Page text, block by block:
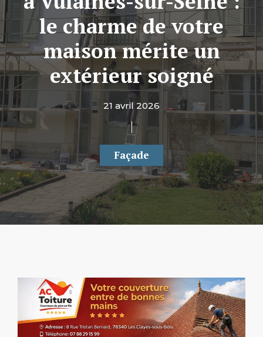
le charme de votre
maison mérite un
extérieur soigné
21 avril 2026
Façade